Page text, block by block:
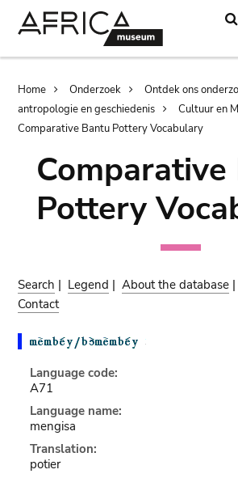
Breadcrumb
Home Onderzoek Ontdek ons
antropologie en geschiedenis
Cultuur en
Comparative Bantu Pottery Vocabulary
Comparative
Pottery
Search | Legend |About the database |
Contact
Language code:
A71
Language name:
mengisa
Translation:
potier